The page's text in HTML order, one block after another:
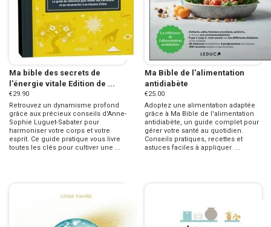
Ma bible des secrets de
l'énergie vitale Edition de ...
€29.90
Retrouvez un dynamisme profond
grâce aux précieux conseils d'Anne-
Sophie Luguet-Sabater pour
harmoniser votre corps et votre
esprit. Ce guide pratique vous livre
toutes les clés pour cultiver une ...
Ma Bible de l'alimentation
antidiabète
€25.00
Adoptez une alimentation adaptée
grâce à Ma Bible de l'alimentation
antidiabète, un guide complet pour
gérer votre santé au quotidien.
Conseils pratiques, recettes et
astuces faciles à appliquer. ...